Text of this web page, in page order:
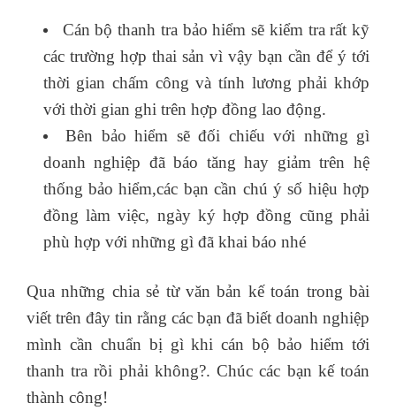
Cán bộ thanh tra bảo hiểm sẽ kiểm tra rất kỹ
các trường hợp thai sản vì vậy bạn cần để ý tới
thời gian chấm công và tính lương phải khớp
với thời gian ghi trên hợp đồng lao động.
Bên bảo hiểm sẽ đối chiếu với những gì
doanh nghiệp đã báo tăng hay giảm trên hệ
thống bảo hiểm,các bạn cần chú ý số hiệu hợp
đồng làm việc, ngày ký hợp đồng cũng phải
phù hợp với những gì đã khai báo nhé
Qua những chia sẻ từ văn bản kế toán trong bài
viết trên đây tin rằng các bạn đã biết doanh nghiệp
mình cần chuẩn bị gì khi cán bộ bảo hiểm tới
thanh tra rồi phải không?. Chúc các bạn kế toán
thành công!